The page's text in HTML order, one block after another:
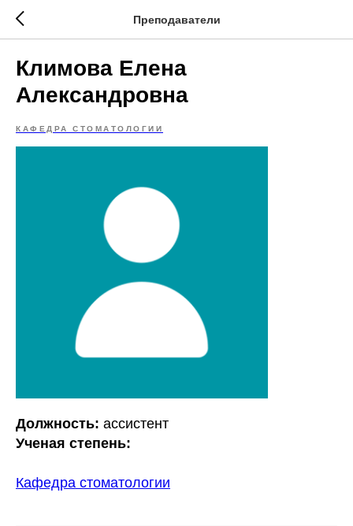
Преподаватели
Климова Елена
Александровна
КАФЕДРА СТОМАТОЛОГИИ
Должность: ассистент
Ученая степень:
Кафедра стоматологии